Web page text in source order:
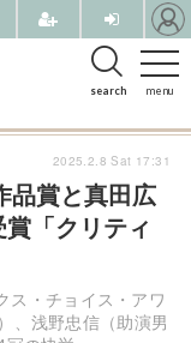
menu
search
品賞と真田広
「クリティ
ス・チョイス・アワ
、浅野忠信（助演男
2025.2.8 Sat 17:31